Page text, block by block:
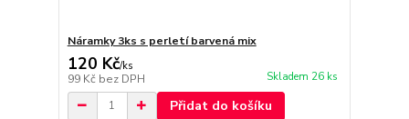
Náramky 3ks s perletí barvená mix
120 Kč/ks
99 Kč bez DPH Skladem 26 ks
Přidat do košíku